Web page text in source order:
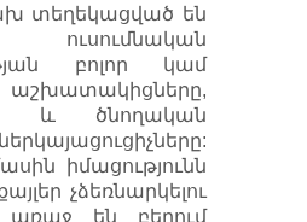
տեղեկացված են
բոլոր կամ
աշխատակիցները,
և ծնողական
իմացությունն
չձեռնարկելու
առաջ են բերում